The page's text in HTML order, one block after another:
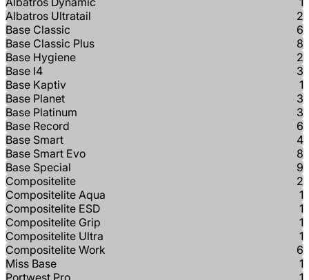
Albatros Ultratail
2
Base Classic
6
Base Classic Plus
8
Base Hygiene
2
Base I4
3
Base Kaptiv
1
Base Planet
3
Base Platinum
3
Base Record
6
Base Smart
4
Base Smart Evo
8
Base Special
9
Compositelite
2
Compositelite Aqua
1
Compositelite ESD
1
Compositelite Grip
1
Compositelite Ultra
1
Compositelite Work
6
Miss Base
1
Portwest Pro
1